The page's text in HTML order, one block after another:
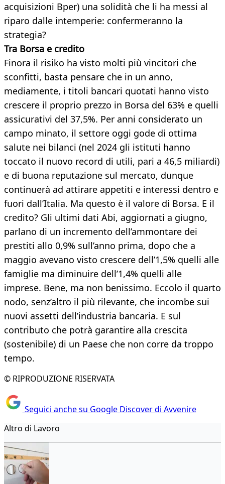
acquisizioni Bper) una solidità che li ha messi al
riparo dalle intemperie: confermeranno la
strategia?
Tra Borsa e credito
Finora il risiko ha visto molti più vincitori che
sconfitti, basta pensare che in un anno,
mediamente, i titoli bancari quotati hanno visto
crescere il proprio prezzo in Borsa del 63% e quelli
assicurativi del 37,5%. Per anni considerato un
campo minato, il settore oggi gode di ottima
salute nei bilanci (nel 2024 gli istituti hanno
toccato il nuovo record di utili, pari a 46,5 miliardi)
e di buona reputazione sul mercato, dunque
continuerà ad attirare appetiti e interessi dentro e
fuori dall’Italia. Ma questo è il valore di Borsa. E il
credito? Gli ultimi dati Abi, aggiornati a giugno,
parlano di un incremento dell’ammontare dei
prestiti allo 0,9% sull’anno prima, dopo che a
maggio avevano visto crescere dell’1,5% quelli alle
famiglie ma diminuire dell’1,4% quelli alle
imprese. Bene, ma non benissimo. Eccolo il quarto
nodo, senz’altro il più rilevante, che incombe sui
nuovi assetti dell’industria bancaria. E sul
contributo che potrà garantire alla crescita
(sostenibile) di un Paese che non corre da troppo
tempo.
© RIPRODUZIONE RISERVATA
Seguici anche su Google Discover di Avvenire
Altro di Lavoro